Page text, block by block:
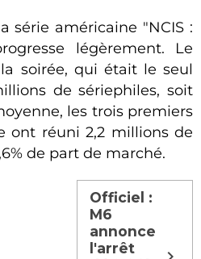
série américaine "NCIS :
légèrement. Le
soirée, qui était le seul
de sériephiles, soit
les trois premiers
ont réuni 2,2 millions de
de part de marché.
Officiel :
M6
annonce
l'arrêt